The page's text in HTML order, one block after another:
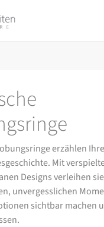
erzählen
Mit
Designs verleihen
unvergesslichen
sichtbar machen